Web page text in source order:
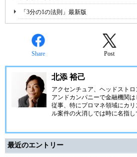
「3分の1の法則」最新版
Share Post
北添 裕己
アクセンチュア、ヘッドスト
アンドカンパニーで金融機関
従事、特にプロマネ領域にカ
ル案件の火消しでは時に名指し
最近のエントリー